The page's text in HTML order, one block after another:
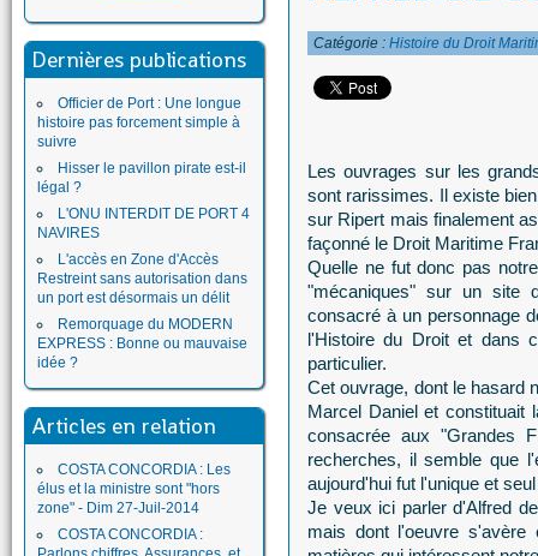
Dernières publications
Officier de Port : Une longue
histoire pas forcement simple à
suivre
Hisser le pavillon pirate est-il
légal ?
L'ONU INTERDIT DE PORT 4
NAVIRES
L'accès en Zone d'Accès
Restreint sans autorisation dans
un port est désormais un délit
Remorquage du MODERN
EXPRESS : Bonne ou mauvaise
idée ?
Articles en relation
COSTA CONCORDIA : Les
élus et la ministre sont "hors
zone" - Dim 27-Juil-2014
COSTA CONCORDIA :
Catégorie : Histoire du Droit
Les ouvrages sur les
sont rarissimes. Il existe
sur Ripert mais finalement
façonné le Droit Maritime
Quelle ne fut donc pas
"mécaniques" sur un site
consacré à un personnage
l'Histoire du Droit et dans
particulier.
Cet ouvrage, dont le hasard
Marcel Daniel et constituait
consacrée aux "Grandes
recherches, il semble que
aujourd'hui fut l'unique et
Je veux ici parler d'Alfred
mais dont l'oeuvre